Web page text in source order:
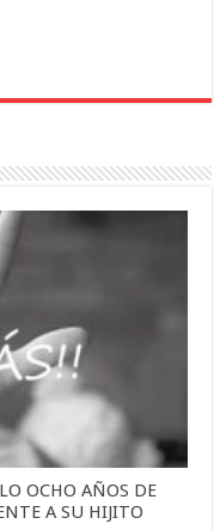
OCHO AÑOS DE
A SU HIJITO